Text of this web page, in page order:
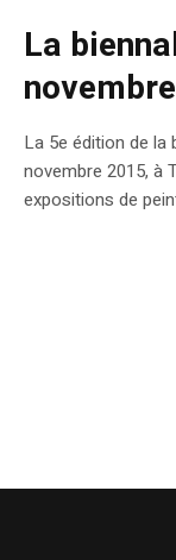
La
La 5e édition de la
novembre 2015, à
expositions de